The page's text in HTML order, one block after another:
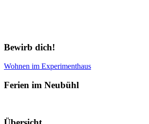
Bewirb dich!
Wohnen im Experimenthaus
Ferien im Neubühl